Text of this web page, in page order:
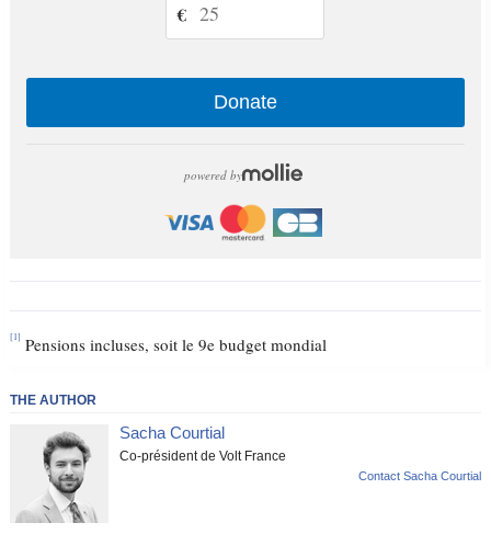
€
Donate
powered by
[1] Pensions incluses, soit le 9e budget mondial
THE AUTHOR
Sacha Courtial
Co-président de Volt France
Contact Sacha Courtial